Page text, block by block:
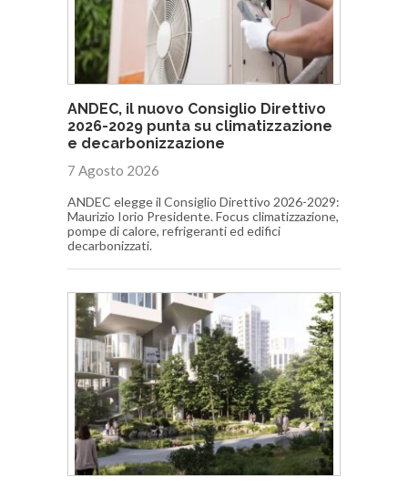
ANDEC, il nuovo Consiglio Direttivo
2026-2029 punta su climatizzazione
e decarbonizzazione
7 Agosto 2026
ANDEC elegge il Consiglio Direttivo 2026-2029:
Maurizio Iorio Presidente. Focus climatizzazione,
pompe di calore, refrigeranti ed edifici
decarbonizzati.